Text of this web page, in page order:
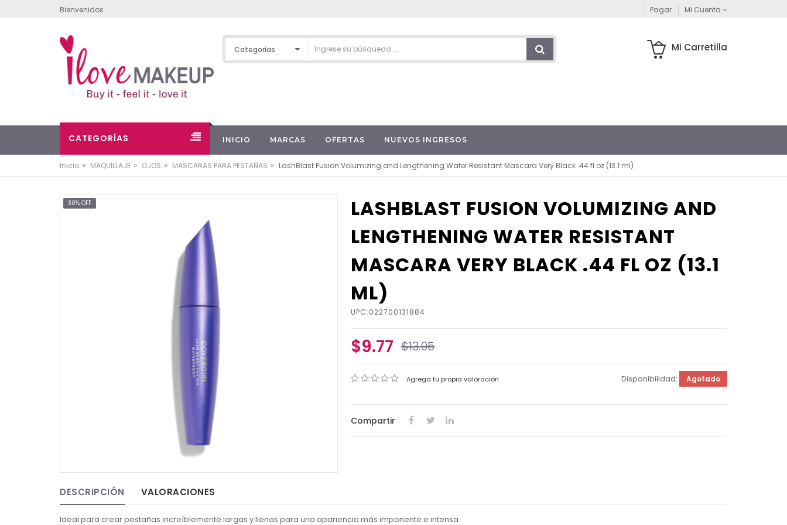
Bienvenidos Pagar Mi Cuenta
Mi Carretilla
CATEGORÍAS INICIO MARCAS OFERTAS NUEVOS INGRESOS
Inicio » MAQUILLAJE » OJOS » MASCARAS PARA PESTAÑAS » LashBlast Fusion Volumizing and Lengthening Water Resistant Mascara Very Black .44 fl oz (13.1 ml)
30% OFF
LASHBLAST FUSION VOLUMIZING AND
LENGTHENING WATER RESISTANT
MASCARA VERY BLACK .44 FL OZ (13.1
ML)
UPC:022700131884
$9.77 $13.95
Agrega tu propia valoración Disponibilidad: Agotado
Compartir
DESCRIPCIÓN VALORACIONES
Ideal para crear pestañas increíblemente largas y llenas para una apariencia más imponente e intensa